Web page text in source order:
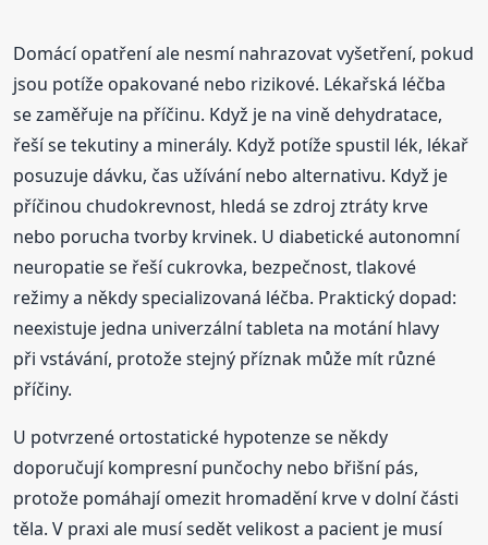
Domácí opatření ale nesmí nahrazovat vyšetření, pokud
jsou potíže opakované nebo rizikové. Lékařská léčba
se zaměřuje na příčinu. Když je na vině dehydratace,
řeší se tekutiny a minerály. Když potíže spustil lék, lékař
posuzuje dávku, čas užívání nebo alternativu. Když je
příčinou chudokrevnost, hledá se zdroj ztráty krve
nebo porucha tvorby krvinek. U diabetické autonomní
neuropatie se řeší cukrovka, bezpečnost, tlakové
režimy a někdy specializovaná léčba. Praktický dopad:
neexistuje jedna univerzální tableta na motání hlavy
při vstávání, protože stejný příznak může mít různé
příčiny.
U potvrzené ortostatické hypotenze se někdy
doporučují kompresní punčochy nebo břišní pás,
protože pomáhají omezit hromadění krve v dolní části
těla. V praxi ale musí sedět velikost a pacient je musí